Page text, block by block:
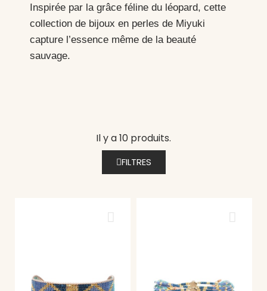
Inspirée par la grâce féline du léopard, cette
collection de bijoux en perles de Miyuki
capture l’essence même de la beauté
sauvage.
Il y a 10 produits.
FILTRES